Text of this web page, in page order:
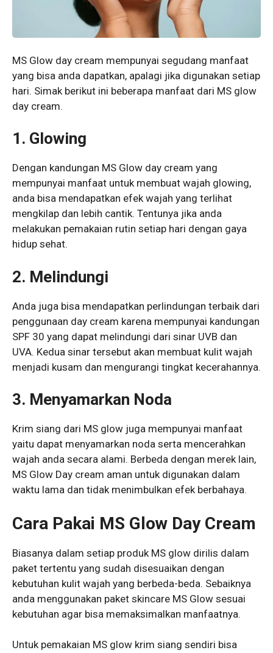
MS Glow day cream mempunyai segudang manfaat
yang bisa anda dapatkan, apalagi jika digunakan setiap
hari. Simak berikut ini beberapa manfaat dari MS glow
day cream.
1. Glowing
Dengan kandungan MS Glow day cream yang
mempunyai manfaat untuk membuat wajah glowing,
anda bisa mendapatkan efek wajah yang terlihat
mengkilap dan lebih cantik. Tentunya jika anda
melakukan pemakaian rutin setiap hari dengan gaya
hidup sehat.
2. Melindungi
Anda juga bisa mendapatkan perlindungan terbaik dari
penggunaan day cream karena mempunyai kandungan
SPF 30 yang dapat melindungi dari sinar UVB dan
UVA. Kedua sinar tersebut akan membuat kulit wajah
menjadi kusam dan mengurangi tingkat kecerahannya.
3. Menyamarkan Noda
Krim siang dari MS glow juga mempunyai manfaat
yaitu dapat menyamarkan noda serta mencerahkan
wajah anda secara alami. Berbeda dengan merek lain,
MS Glow Day cream aman untuk digunakan dalam
waktu lama dan tidak menimbulkan efek berbahaya.
Cara Pakai MS Glow Day Cream
Biasanya dalam setiap produk MS glow dirilis dalam
paket tertentu yang sudah disesuaikan dengan
kebutuhan kulit wajah yang berbeda-beda. Sebaiknya
anda menggunakan paket skincare MS Glow sesuai
kebutuhan agar bisa memaksimalkan manfaatnya.
Untuk pemakaian MS glow krim siang sendiri bisa